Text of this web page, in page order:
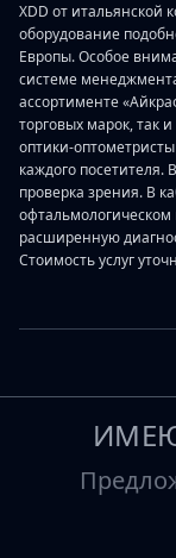
XDD от итальянской
оборудование
Европы. Особое
системе
ассортименте
торговых марок, так
оптики-
каждого посетителя.
проверка зрения. В
расширенную
Стоимость услуг